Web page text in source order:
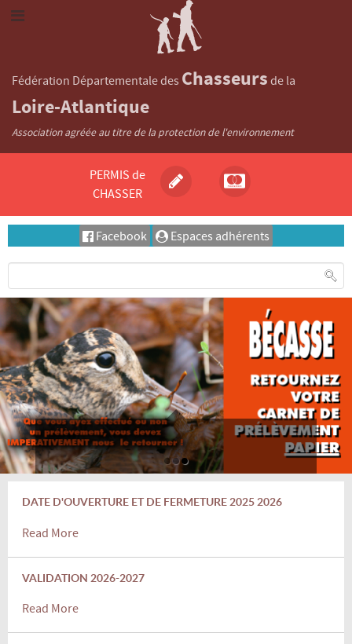
Fédération Départementale des Chasseurs de la
Loire-Atlantique
Association agréée au titre de la protection de l'environnement
PERMIS de
CHASSER
Facebook Espaces adhérents
DATE D'OUVERTURE ET DE FERMETURE 2025 2026
Read More
VALIDATION 2026-2027
Read More